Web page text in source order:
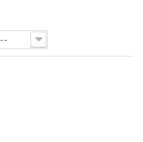
--